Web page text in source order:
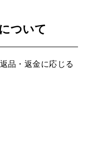
ついて
品・返金に応じる